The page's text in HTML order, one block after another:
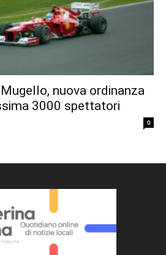
nuova ordinanza
3000 spettatori
0